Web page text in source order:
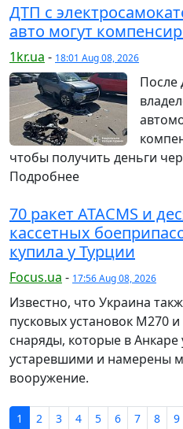
ДТП с
авто могут
1kr.ua - 18:01 Aug 08, 2026
После
чтобы получить деньги
Подробнее
70 ракет ATACMS и
кассетных
купила у Турции
Focus.ua - 17:56 Aug 08, 2026
Известно, что Украина
пусковых установок M270
снаряды, которые в
устаревшими и намерены
вооружение.
1 2 3 4 5 6 7 8 9